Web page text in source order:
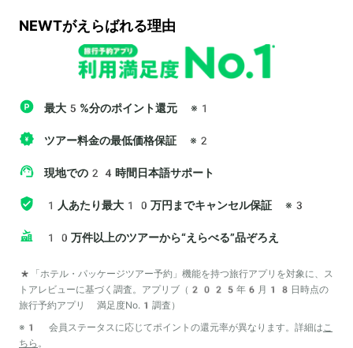
NEWTがえらばれる理由
最大5%分のポイント還元 ※1
ツアー料金の最低価格保証 ※2
現地での24時間日本語サポート
1人あたり最大10万円までキャンセル保証 ※3
10万件以上のツアーから“えらべる”品ぞろえ
*「ホテル・パッケージツアー予約」機能を持つ旅行アプリを対象に、ス
トアレビューに基づく調査。アプリブ（2025年6月18日時点の
旅行予約アプリ 満足度No.1調査）
※1 会員ステータスに応じてポイントの還元率が異なります。詳細はこ
ちら 。